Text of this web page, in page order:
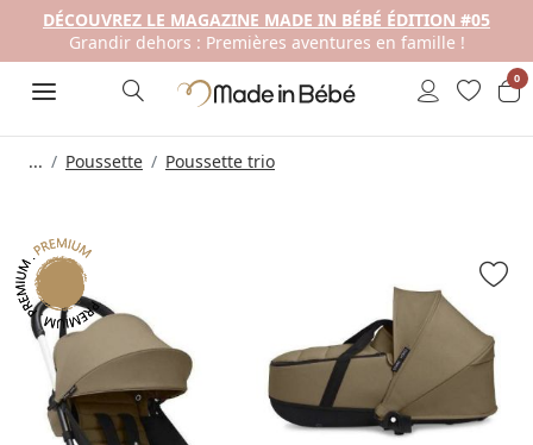
DÉCOUVREZ LE MAGAZINE MADE IN BÉBÉ ÉDITION #05
Grandir dehors : Premières aventures en famille !
0
... Poussette Poussette trio